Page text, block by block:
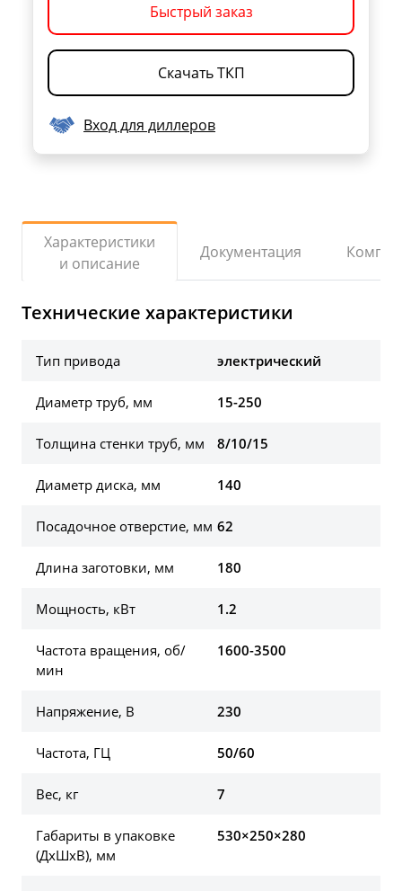
Быстрый заказ
Скачать ТКП
Вход для диллеров
Характеристики
и описание
Документация
Технические характеристики
Тип привода электрический
Диаметр труб, мм 15-250
Толщина стенки труб, мм 8/10/15
Диаметр диска, мм 140
Посадочное отверстие, мм 62
Длина заготовки, мм 180
Мощность, кВт 1.2
Частота вращения, об/
мин
1600-3500
Напряжение, В 230
Частота, ГЦ 50/60
Вес, кг 7
Габариты в упаковке
(ДхШхВ), мм
530×250×280